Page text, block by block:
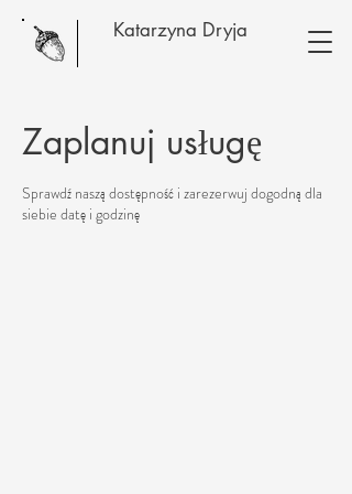
Katarzyna Dryja
Zaplanuj usługę
Sprawdź naszą dostępność i zarezerwuj dogodną dla
siebie datę i godzinę